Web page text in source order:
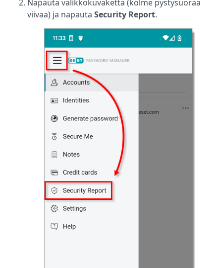
Napauta valikkokuvaketta (kolme pystysuoraa
viivaa) ja napauta Security Report.